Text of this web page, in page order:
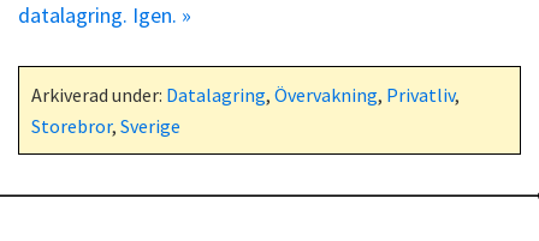
datalagring. Igen. »
Arkiverad under: Datalagring, Övervakning, Privatliv,
Storebror, Sverige